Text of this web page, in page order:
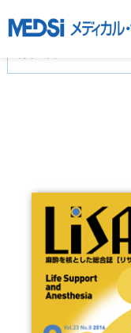
基礎医学(93)
看護学(21)